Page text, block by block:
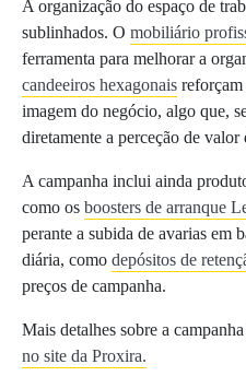
A organização do espaço de
sublinhados. O mobiliário
ferramenta para melhorar a
candeeiros hexagonais
imagem do negócio, algo que,
diretamente a perceção de valor
A campanha inclui ainda
como os boosters de arranque
perante a subida de avarias em
diária, como depósitos de
preços de campanha.
Mais detalhes sobre a
no site da Proxira.